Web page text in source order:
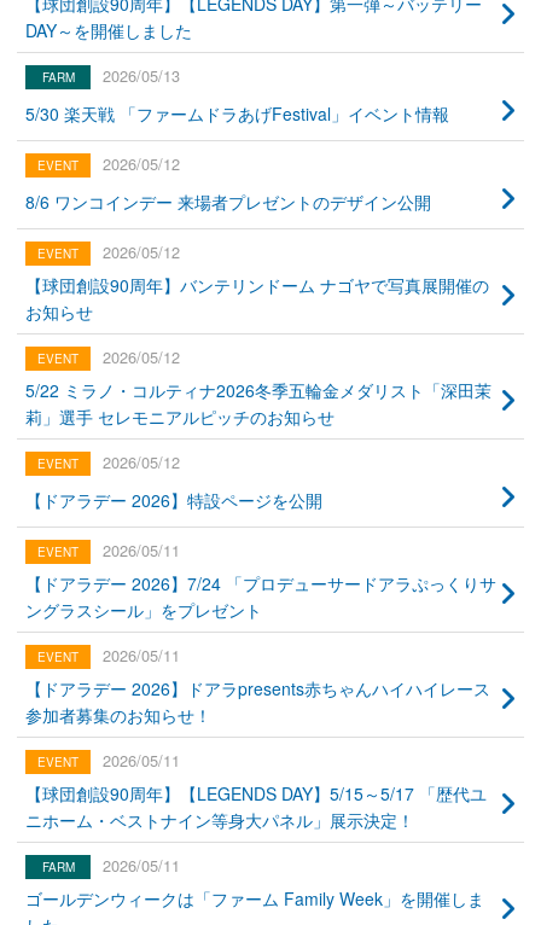
DAY～を開催しました
2026/05/13
5/30 楽天戦 「ファームドラあげFestival」イベント情報
2026/05/12
8/6 ワンコインデー 来場者プレゼントのデザイン公開
2026/05/12
【球団創設90周年】バンテリンドーム ナゴヤで写真展開催の
お知らせ
2026/05/12
5/22 ミラノ・コルティナ2026冬季五輪金メダリスト「深田茉
莉」選手 セレモニアルピッチのお知らせ
2026/05/12
【ドアラデー 2026】特設ページを公開
2026/05/11
【ドアラデー 2026】7/24 「プロデューサードアラぷっくりサ
ングラスシール」をプレゼント
2026/05/11
【ドアラデー 2026】ドアラpresents赤ちゃんハイハイレース
参加者募集のお知らせ！
2026/05/11
【球団創設90周年】【LEGENDS DAY】5/15～5/17 「歴代ユ
ニホーム・ベストナイン等身大パネル」展示決定！
2026/05/11
ゴールデンウィークは「ファーム Family Week」を開催しま